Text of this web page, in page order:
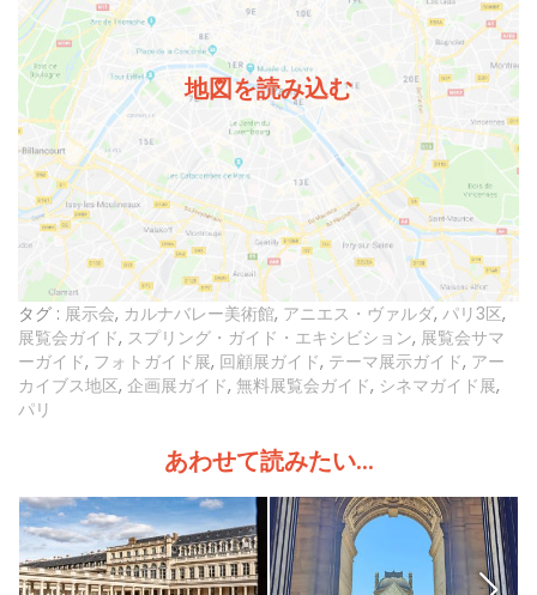
地図を読み込む
タグ : 展示会, カルナバレー美術館, アニエス・ヴァルダ, パリ3区,
展覧会ガイド, スプリング・ガイド・エキシビション, 展覧会サマ
ーガイド, フォトガイド展, 回顧展ガイド, テーマ展示ガイド, アー
カイブス地区, 企画展ガイド, 無料展覧会ガイド, シネマガイド展,
パリ
あわせて読みたい...